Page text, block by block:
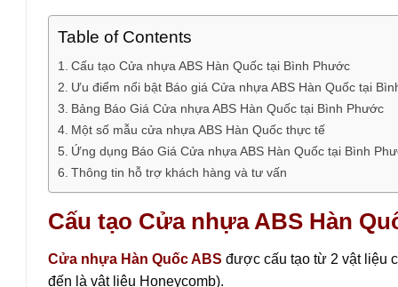
Table of Contents
Cấu tạo Cửa nhựa ABS Hàn Quốc tại Bình Phước
Ưu điểm nổi bật Báo giá Cửa nhựa ABS Hàn Quốc tại
Bảng Báo Giá Cửa nhựa ABS Hàn Quốc tại Bình Phước
Một số mẫu cửa nhựa ABS Hàn Quốc thực tế
Ứng dụng Báo Giá Cửa nhựa ABS Hàn Quốc tại Bình
Thông tin hỗ trợ khách hàng và tư vấn
Cấu tạo Cửa nhựa ABS Hàn
Cửa nhựa Hàn Quốc ABS được cấu tạo từ 2 vật liệu
đến là vật liệu Honeycomb).